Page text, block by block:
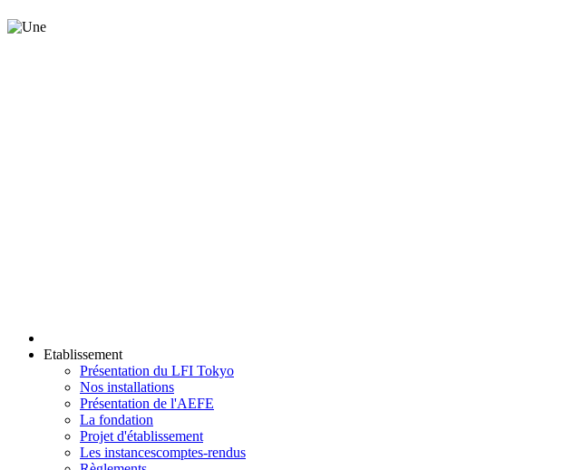
Etablissement
Présentation du LFI Tokyo
Nos installations
Présentation de l'AEFE
La fondation
Projet d'établissement
Les instancescomptes-rendus